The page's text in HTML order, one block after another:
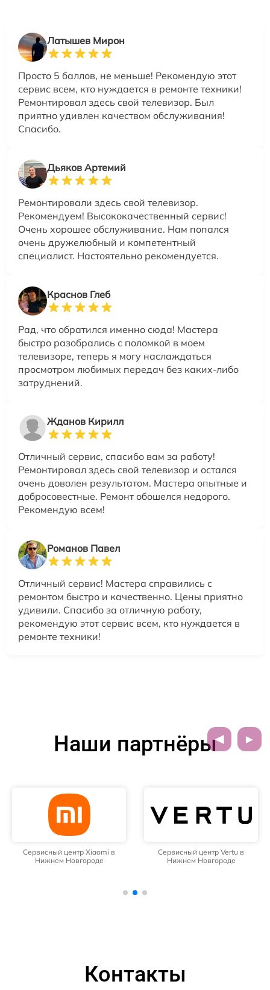
Латышев Мирон
Просто 5 баллов, не меньше! Рекомендую этот
сервис всем, кто нуждается в ремонте техники!
Ремонтировал здесь свой телевизор. Был
приятно удивлен качеством обслуживания!
Спасибо.
Дьяков Артемий
Ремонтировали здесь свой телевизор.
Рекомендуем! Высококачественный сервис!
Очень хорошее обслуживание. Нам попался
очень дружелюбный и компетентный
специалист. Настоятельно рекомендуется.
Краснов Глеб
Рад, что обратился именно сюда! Мастера
быстро разобрались с поломкой в моем
телевизоре, теперь я могу наслаждаться
просмотром любимых передач без каких-либо
затруднений.
Жданов Кирилл
Отличный сервис, спасибо вам за работу!
Ремонтировал здесь свой телевизор и остался
очень доволен результатом. Мастера опытные и
добросовестные. Ремонт обошелся недорого.
Рекомендую всем!
Романов Павел
Отличный сервис! Мастера справились с
ремонтом быстро и качественно. Цены приятно
удивили. Спасибо за отличную работу,
рекомендую этот сервис всем, кто нуждается в
ремонте техники!
Наши партнёры
Сервисный центр Xiaomi в
Нижнем Новгороде
Сервисный центр Vertu в
Нижнем Новгороде
Контакты